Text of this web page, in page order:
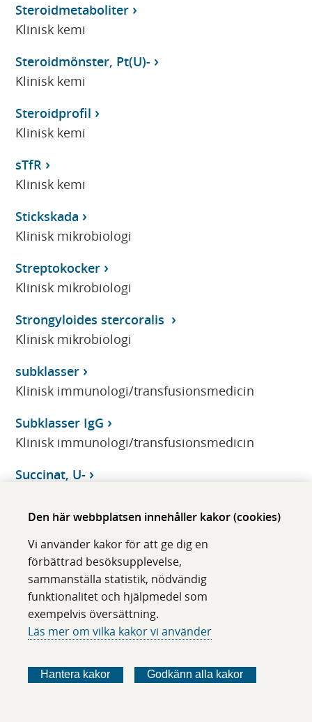
Den här webbplatsen innehåller kakor (cookies)
Vi använder kakor för att ge dig en
förbättrad besöksupplevelse,
sammanställa statistik, nödvändig
funktionalitet och hjälpmedel som
exempelvis översättning.
Läs mer om vilka kakor vi använder
Hantera kakor Godkänn alla kakor
Steroidmetaboliter
Klinisk kemi
Steroidmönster, Pt(U)-
Klinisk kemi
Steroidprofil
Klinisk kemi
sTfR
Klinisk kemi
Stickskada
Klinisk mikrobiologi
Streptokocker
Klinisk mikrobiologi
Strongyloides stercoralis
Klinisk mikrobiologi
subklasser
Klinisk immunologi/transfusionsmedicin
Subklasser IgG
Klinisk immunologi/transfusionsmedicin
Succinat, U-
succinat-cytocrom c reduktas (komplex II+III)
EC 1.3.5.1 + EC 7.1.1.8
CMMS
Succinatdehydrogenas (komplex II) EC 1.3.5.1
CMMS
CMMS